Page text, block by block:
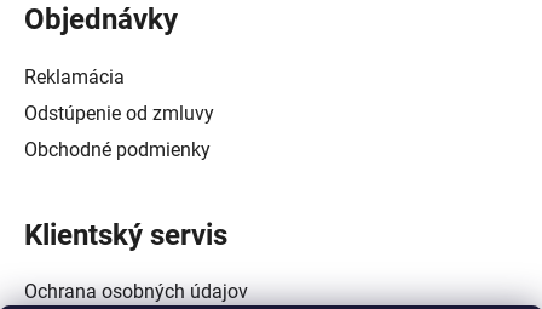
Objednávky
Reklamácia
Odstúpenie od zmluvy
Obchodné podmienky
Klientský servis
Ochrana osobných údajov